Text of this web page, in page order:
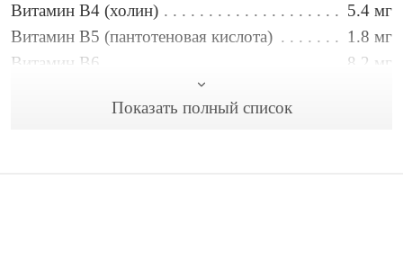
Витамин B4 (холин)
5.4 мг
Витамин B5 (пантотеновая кислота)
1.8 мг
Витамин B6
8.2 мг
Витамин B9 (фолиевая кислота)
Показать полный список